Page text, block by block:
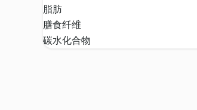
脂肪
膳食纤维
碳水化合物